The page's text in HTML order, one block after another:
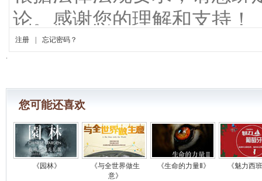
您可能还喜欢
《园林》
《与全世界做生
意》
《生命的力量Ⅱ》 《魅力西